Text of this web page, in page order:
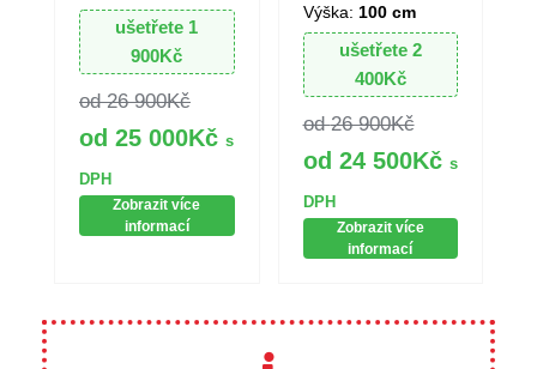
ušetřete 1
900Kč
26 900Kč
25 000Kč s
DPH
Zobrazit více
informací
Výška: 100 cm
ušetřete 2
400Kč
26 900Kč
24 500Kč s
DPH
Zobrazit více
informací